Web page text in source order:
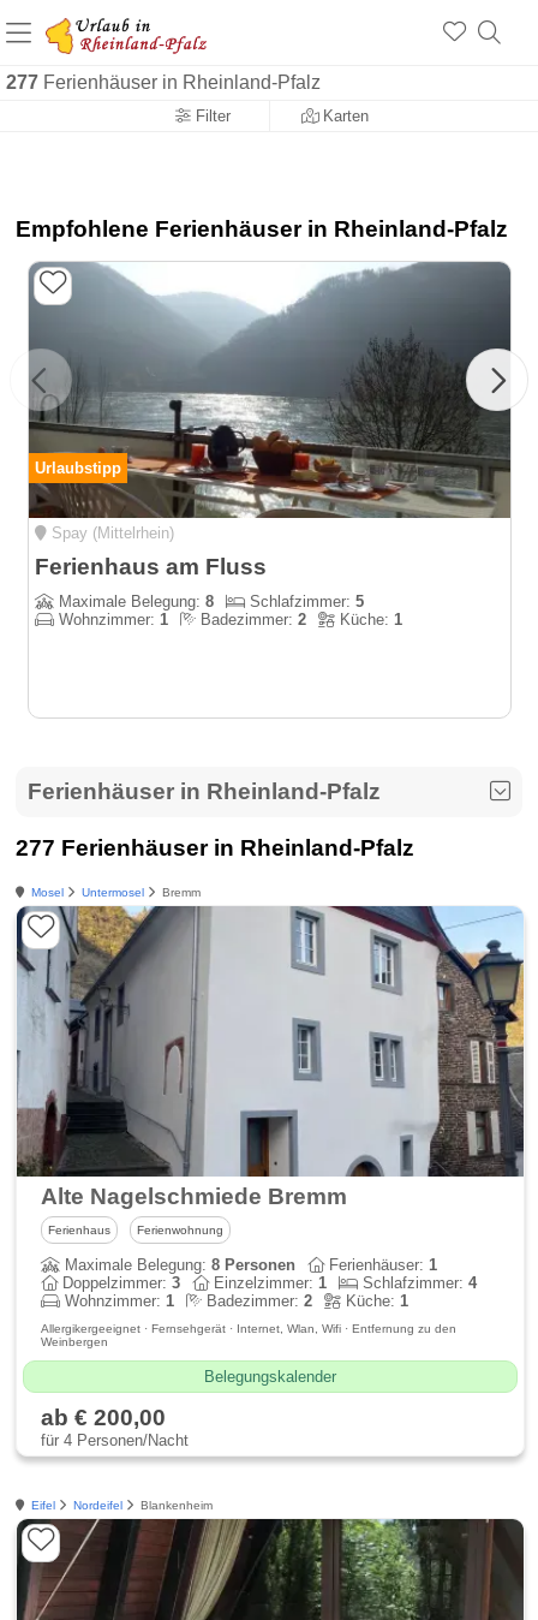
277 Ferienhäuser in Rheinland-Pfalz
Filter Karten
+1.500 Unterkünfte in Rheinland-Pfalz
+1.000 Sehenswürdigkeiten
Empfohlene Ferienhäuser in Rheinland-Pfalz
Urlaubstipp
Spay (Mittelrhein)
Ferienhaus am Fluss
Maximale Belegung:8 Schlafzimmer:5
Wohnzimmer:1 Badezimmer:2 Küche:1
Ferienhäuser in Rheinland-Pfalz
277 Ferienhäuser in Rheinland-Pfalz
Mosel Untermosel Bremm
Alte Nagelschmiede Bremm
Ferienhaus Ferienwohnung
Maximale Belegung:8 Personen Ferienhäuser:1
Doppelzimmer:3 Einzelzimmer:1 Schlafzimmer:4
Wohnzimmer:1 Badezimmer:2 Küche:1
Allergikergeeignet · Fernsehgerät · Internet, Wlan, Wifi · Entfernung zu den
Weinbergen
Belegungskalender
ab € 200,00
für 4 Personen/Nacht
Eifel Nordeifel Blankenheim